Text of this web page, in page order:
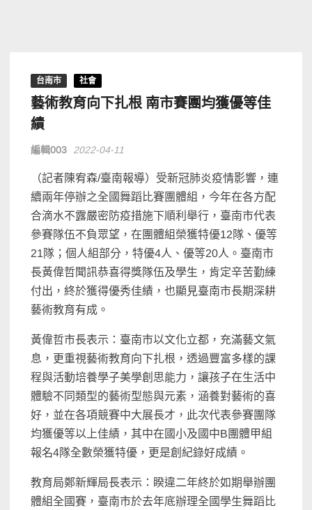
台南市 社會
藝術教育向下扎根 南市賽團均獲優等佳
績
編輯003 2022-04-11
（記者陳宥森/臺南報導）受新冠肺炎疫情影響，連
續兩年停辦之全國舞蹈比賽團體組，今年在各方配
合滴水不露嚴密防疫措施下順利舉行，臺南市代表
參賽隊伍不負眾望，在團體組榮獲特優12隊、優等
21隊；個人組部分，特優4人、優等20人。臺南市
長黃偉哲聞訊恭喜得獎隊伍及學生，肯定辛苦勤練
付出，終於獲得優秀佳績，也顯見臺南市長期深耕
藝術教育有成。
黃偉哲市長表示：臺南市以文化立都，充滿藝文氣
息，更重視藝術教育向下扎根，透過豐富多樣的課
程與活動培養學子美學創思能力，讓孩子在生活中
體驗不同類型的藝術型態與元素，涵養對藝術的喜
好，並在各項競賽中大展長才，此次代表參賽團隊
均獲優等以上佳績，其中在國小及國中B團體甲組
報名4隊全數榮獲特優，更是創紀錄好成績。
教育局鄭新輝局長表示：睽違二年終於如期舉辦團
體組全國賽，臺南市於去年底辦理全國學生舞蹈比